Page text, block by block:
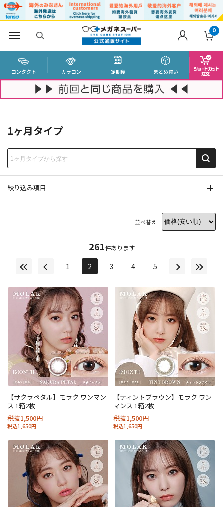
0
コンタクト カラコン 定期便 まとめ買い
1ヶ月タイプ
絞り込み項目
並べ替え
261件あります
1 2 3 4 5
【サクラペタル】モラク ワンマン
ス 1箱2枚
税抜1,500円
税込1,650円
【ティントブラウン】モラク ワン
マンス 1箱2枚
税抜1,500円
税込1,650円